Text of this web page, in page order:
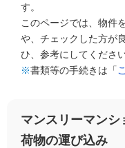
す。
このページでは、物件
や、チェックした方が
ひ、参考にしてください
※書類等の手続きは「
マンスリーマンシ
荷物の運び込み